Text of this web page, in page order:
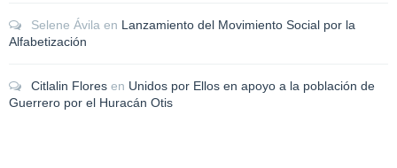
Selene Ávila en Lanzamiento del Movimiento Social por la
Alfabetización
Citlalin Flores en Unidos por Ellos en apoyo a la población de
Guerrero por el Huracán Otis